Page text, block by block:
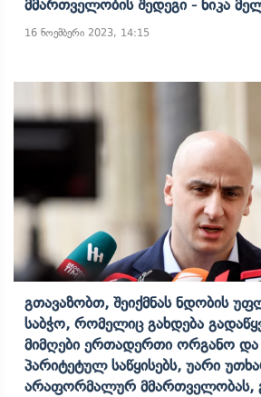
Მმართველობის Შედეგი - Ნიკა
16 ნოემბერი 2023, 14:15
Გთავაზობთ, Შეიქმნას Ნდობის
Საბჭო, Რომელიც Გახდება
Მიმღები Ერთადერთი Ორგანო Და
Პარიტეტულ Საწყისებს, Უარი
Არაფორმალურ Მმართველობას,